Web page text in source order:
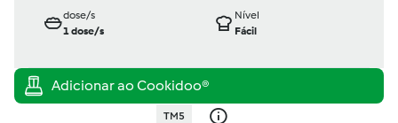
dose/s
1dose/s
Nível
Fácil
TM5